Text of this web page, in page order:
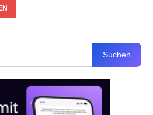
Suchen